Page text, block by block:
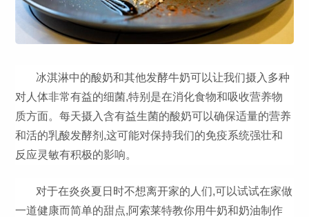
冰淇淋中的酸奶和其他发酵牛奶可以让我们摄入多种
对人体非常有益的细菌,特别是在消化食物和吸收营养物
质方面。每天摄入含有益生菌的酸奶可以确保适量的营养
和活的乳酸发酵剂,这可能对保持我们的免疫系统强壮和
反应灵敏有积极的影响。
对于在炎炎夏日时不想离开家的人们,可以试试在家做
一道健康而简单的甜点,阿索莱特教你用牛奶和奶油制作